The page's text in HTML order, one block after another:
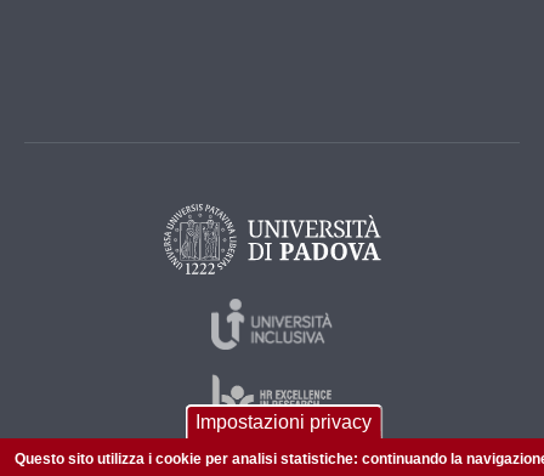
Impostazioni privacy
Questo sito utilizza i cookie per analisi statistiche: continuando la